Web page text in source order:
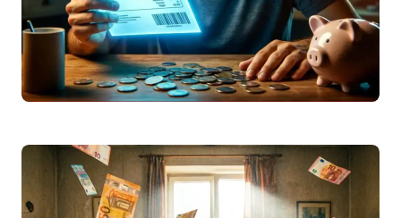
mudar e poupar na fatura
Descubra como encontrar a eletricidade
mais barata em 2026 em Portugal. Guia